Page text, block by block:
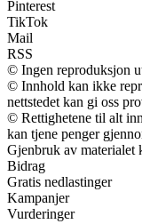
Pinterest
TikTok
Mail
RSS
© Ingen reproduksjon
© Innhold kan ikke
nettstedet kan gi oss
© Rettighetene til alt
kan tjene penger
Gjenbruk av
Bidrag
Gratis nedlastinger
Kampanjer
Vurderinger